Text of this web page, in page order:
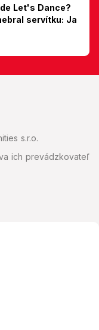
Let's Dance?
servítku: Ja
s.r.o.
ich prevádzkovateľ